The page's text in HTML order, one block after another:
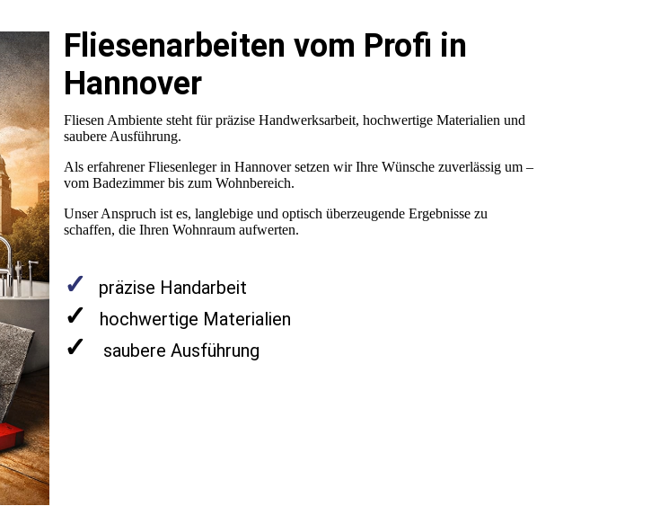
Fliesenarbeiten vom Profi in
Hannover
Fliesen Ambiente steht für präzise Handwerksarbeit, hochwertige Materialien und
saubere Ausführung.
Als erfahrener Fliesenleger in Hannover setzen wir Ihre Wünsche zuverlässig um –
vom Badezimmer bis zum Wohnbereich.
Unser Anspruch ist es, langlebige und optisch überzeugende Ergebnisse zu
schaffen, die Ihren Wohnraum aufwerten.
✓ präzise Handarbeit
✓ hochwertige Materialien
✓ saubere Ausführung